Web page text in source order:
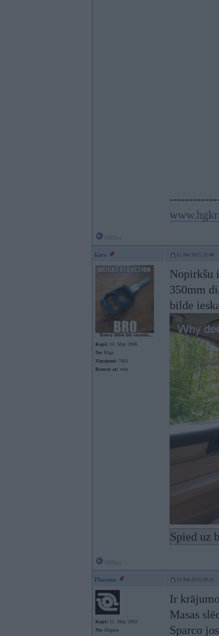
kars 12. Feb 2013, 22:48
Kopš: 13. May 2006
No: Rīga
Ziņojumi: 7661
Braucu ar: velo
Nopirkšu
350mm
bilde
Spied uz
Phasma 13. Feb 2013, 00:15
Kopš: 11. May 2003
No: Jelgava
Ir
Masas
Sparco